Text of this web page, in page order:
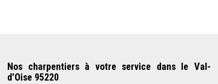
Nos charpentiers à votre service dans le Val-
d’Oise 95220